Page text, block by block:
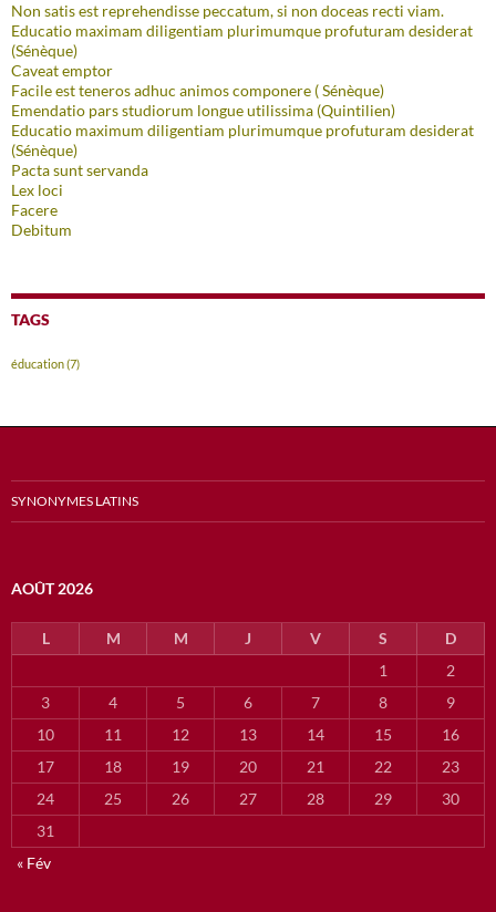
Non satis est reprehendisse peccatum, si non doceas recti viam.
Educatio maximam diligentiam plurimumque profuturam desiderat
(Sénèque)
Caveat emptor
Facile est teneros adhuc animos componere ( Sénèque)
Emendatio pars studiorum longue utilissima (Quintilien)
Educatio maximum diligentiam plurimumque profuturam desiderat
(Sénèque)
Pacta sunt servanda
Lex loci
Facere
Debitum
TAGS
éducation(7)
SYNONYMES LATINS
AOÛT 2026
L M M J V S
D
1
2
3
4 5 6 7 8
9
10
11 12 13 14 15
16
17
18 19 20 21 22
23
24
25 26 27 28 29
30
31
« Fév